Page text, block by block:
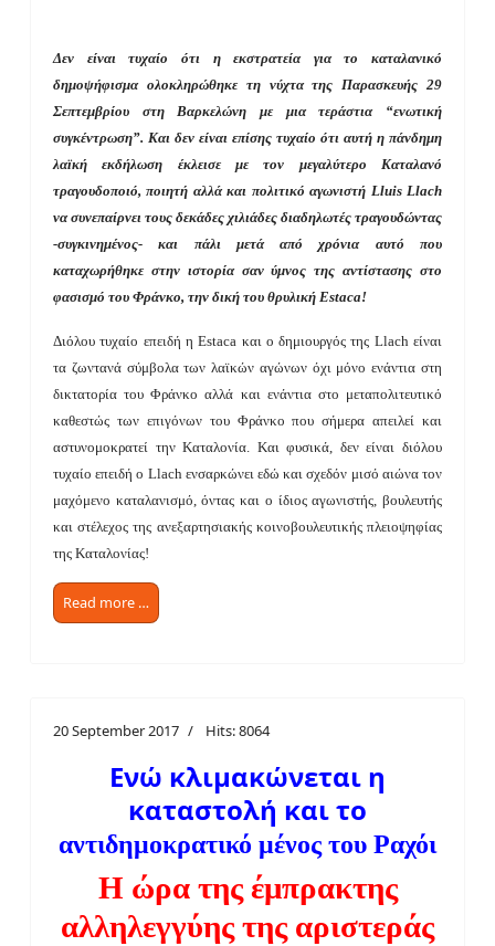
Δεν είναι τυχαίο ότι η εκστρατεία για το καταλανικό
δημοψήφισμα ολοκληρώθηκε τη νύχτα της Παρασκευής 29
Σεπτεμβρίου στη Βαρκελώνη με μια τεράστια “ενωτική
συγκέντρωση”. Και δεν είναι επίσης τυχαίο ότι αυτή η πάνδημη
λαϊκή εκδήλωση έκλεισε με τον μεγαλύτερο Καταλανό
τραγουδοποιό, ποιητή αλλά και πολιτικό αγωνιστή Lluis Llach
να συνεπαίρνει τους δεκάδες χιλιάδες διαδηλωτές τραγουδώντας
-συγκινημένος- και πάλι μετά από χρόνια αυτό που
καταχωρήθηκε στην ιστορία σαν ύμνος της αντίστασης στο
φασισμό του Φράνκο, την δική του θρυλική Estaca!
Διόλου τυχαίο επειδή η Estaca και ο δημιουργός της Llach είναι
τα ζωντανά σύμβολα των λαϊκών αγώνων όχι μόνο ενάντια στη
δικτατορία του Φράνκο αλλά και ενάντια στο μεταπολιτευτικό
καθεστώς των επιγόνων του Φράνκο που σήμερα απειλεί και
αστυνομοκρατεί την Καταλονία. Και φυσικά, δεν είναι διόλου
τυχαίο επειδή ο Llach ενσαρκώνει εδώ και σχεδόν μισό αιώνα τον
μαχόμενο καταλανισμό, όντας και ο ίδιος αγωνιστής, βουλευτής
και στέλεχος της ανεξαρτησιακής κοινοβουλευτικής πλειοψηφίας
της Καταλονίας!
Read more …
20 September 2017 Hits: 8064
Ενώ κλιμακώνεται​ η
καταστολή και το
αντιδημοκρατικό μένος του Ραχόι
Η ώρα της έμπρακτης
αλληλεγγύης της αριστεράς